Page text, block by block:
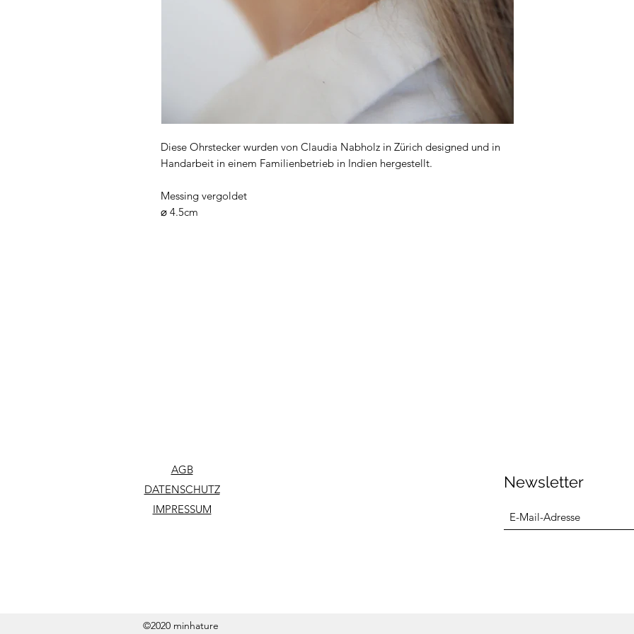
Diese Ohrstecker wurden von Claudia Nabholz in Zürich designed und in
Handarbeit in einem Familienbetrieb in Indien hergestellt.
Messing vergoldet
⌀ 4.5cm
AGB
DATENSCHUTZ
IMPRESSUM
Newsletter
©2020 minhature